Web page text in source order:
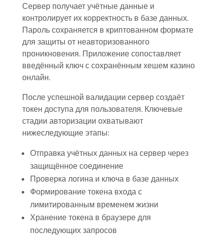
Сервер получает учётные данные и
контролирует их корректность в базе данных.
Пароль сохраняется в криптованном формате
для защиты от неавторизованного
проникновения. Приложение сопоставляет
введённый ключ с сохранённым хешем казино
онлайн.
После успешной валидации сервер создаёт
токен доступа для пользователя. Ключевые
стадии авторизации охватывают
нижеследующие этапы:
Отправка учётных данных на сервер через
защищённое соединение
Проверка логина и ключа в базе данных
Формирование токена входа с
лимитированным временем жизни
Хранение токена в браузере для
последующих запросов